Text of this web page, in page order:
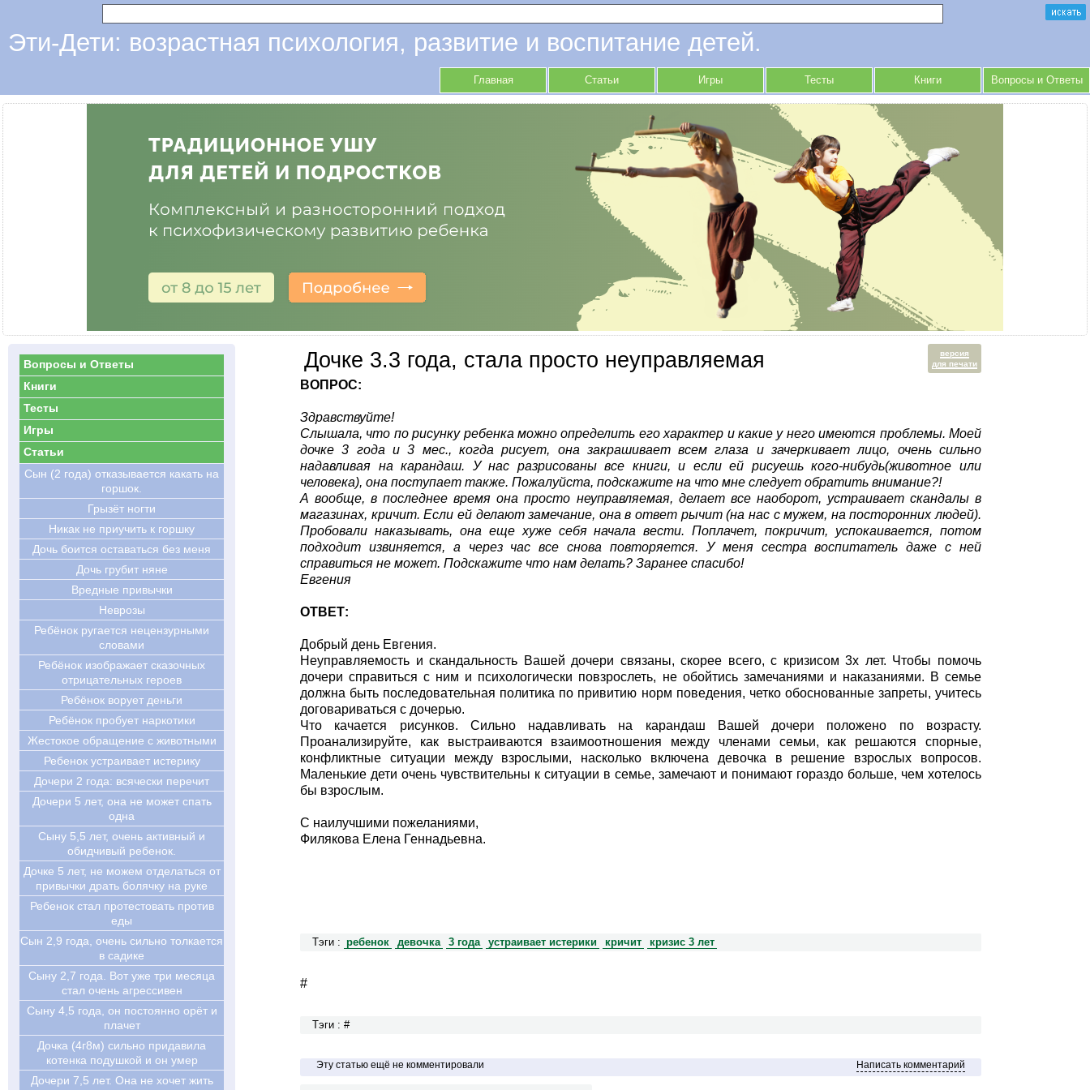
Эти-Дети: возрастная психология, развитие и воспитание детей.
Главная Статьи Игры Тесты Книги Вопросы и Ответы
версия
для печати
Дочке 3.3 года, стала просто неуправляемая
ВОПРОС:
Здравствуйте!
Слышала, что по рисунку ребенка можно определить его характер и какие у него имеются проблемы. Моей
дочке 3 года и 3 мес., когда рисует, она закрашивает всем глаза и зачеркивает лицо, очень сильно
надавливая на карандаш. У нас разрисованы все книги, и если ей рисуешь кого-нибудь(животное или
человека), она поступает также. Пожалуйста, подскажите на что мне следует обратить внимание?!
А вообще, в последнее время она просто неуправляемая, делает все наоборот, устраивает скандалы в
магазинах, кричит. Если ей делают замечание, она в ответ рычит (на нас с мужем, на посторонних людей).
Пробовали наказывать, она еще хуже себя начала вести. Поплачет, покричит, успокаивается, потом
подходит извиняется, а через час все снова повторяется. У меня сестра воспитатель даже с ней
справиться не может. Подскажите что нам делать? Заранее спасибо!
Евгения
ОТВЕТ:
Добрый день Евгения.
Неуправляемость и скандальность Вашей дочери связаны, скорее всего, с кризисом 3х лет. Чтобы помочь
дочери справиться с ним и психологически повзрослеть, не обойтись замечаниями и наказаниями. В семье
должна быть последовательная политика по привитию норм поведения, четко обоснованные запреты, учитесь
договариваться с дочерью.
Что качается рисунков. Сильно надавливать на карандаш Вашей дочери положено по возрасту.
Проанализируйте, как выстраиваются взаимоотношения между членами семьи, как решаются спорные,
конфликтные ситуации между взрослыми, насколько включена девочка в решение взрослых вопросов.
Маленькие дети очень чувствительны к ситуации в семье, замечают и понимают гораздо больше, чем хотелось
бы взрослым.
С наилучшими пожеланиями,
Филякова Елена Геннадьевна.
Тэги : ребенок девочка 3 года устраивает истерики кричит кризис 3 лет
#
Тэги : #
Эту статью ещё не комментировали Написать комментарий
Вопросы и Ответы
Книги
Тесты
Игры
Статьи
Сын (2 года) отказывается какать на
горшок.
Грызёт ногти
Никак не приучить к горшку
Дочь боится оставаться без меня
Дочь грубит няне
Вредные привычки
Неврозы
Ребёнок ругается нецензурными
словами
Ребёнок изображает сказочных
отрицательных героев
Ребёнок ворует деньги
Ребёнок пробует наркотики
Жестокое обращение с животными
Ребенок устраивает истерику
Дочери 2 года: всячески перечит
Дочери 5 лет, она не может спать
одна
Сыну 5,5 лет, очень активный и
обидчивый ребенок.
Дочке 5 лет, не можем отделаться от
привычки драть болячку на руке
Ребенок стал протестовать против
еды
Cын 2,9 года, очень сильно толкается
в садике
Cыну 2,7 года. Вот уже три месяца
стал очень агрессивен
Cыну 4,5 года, он постоянно орёт и
плачет
Дочка (4г8м) сильно придавила
котенка подушкой и он умер
Дочери 7,5 лет. Она не хочет жить